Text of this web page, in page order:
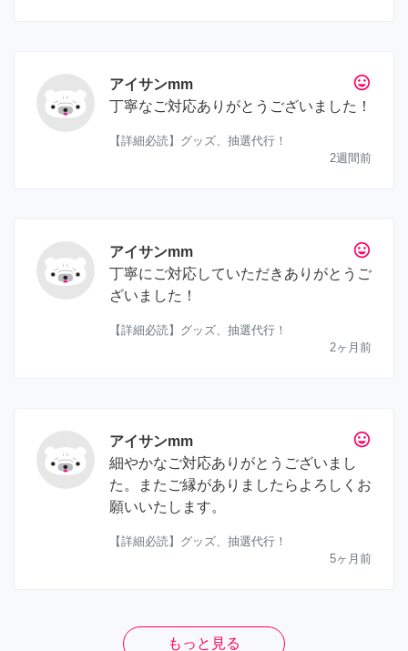
tag_faces
アイサンmm
丁寧なご対応ありがとうございました！
【詳細必読】グッズ、抽選代行！
2週間前
tag_faces
アイサンmm
丁寧にご対応していただきありがとうご
ざいました！
【詳細必読】グッズ、抽選代行！
2ヶ月前
tag_faces
アイサンmm
細やかなご対応ありがとうございまし
た。またご縁がありましたらよろしくお
願いいたします。
【詳細必読】グッズ、抽選代行！
5ヶ月前
もっと見る